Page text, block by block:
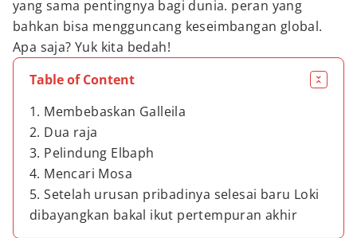
yang sama pentingnya bagi dunia. peran yang
bahkan bisa mengguncang keseimbangan global.
Apa saja? Yuk kita bedah!
Table of Content
1. Membebaskan Galleila
2. Dua raja
3. Pelindung Elbaph
4. Mencari Mosa
5. Setelah urusan pribadinya selesai baru Loki
dibayangkan bakal ikut pertempuran akhir